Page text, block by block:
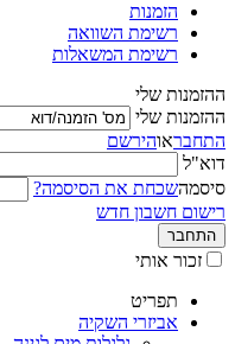
הזמנות
רשימת השוואה
רשימת המשאלות
ההזמנות שלי
ההזמנות שלי
התחבראוהירשם
דוא"ל
סיסמהשכחת את הסיסמה?
רישום חשבון חדש
התחבר
זכור אותי
תפריט
אביזרי השקיה